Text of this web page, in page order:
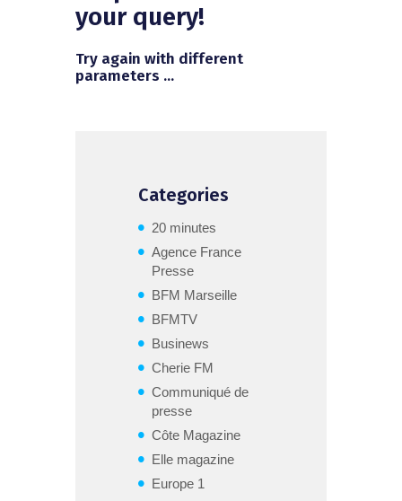
your query!
Try again with different
parameters ...
Categories
20 minutes
Agence France
Presse
BFM Marseille
BFMTV
Businews
Cherie FM
Communiqué de
presse
Côte Magazine
Elle magazine
Europe 1